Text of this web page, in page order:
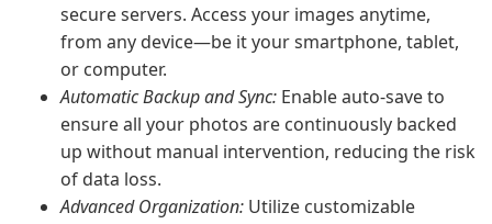
secure servers. Access your images anytime,
from any device—be it your smartphone, tablet,
or computer.
Automatic Backup and Sync: Enable auto-save to
ensure all your photos are continuously backed
up without manual intervention, reducing the risk
of data loss.
Advanced Organization: Utilize customizable